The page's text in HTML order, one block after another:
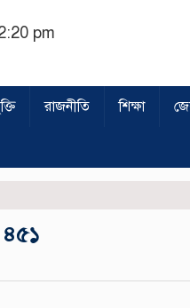
pm
রাজনীতি শিক্ষা
৪৫১